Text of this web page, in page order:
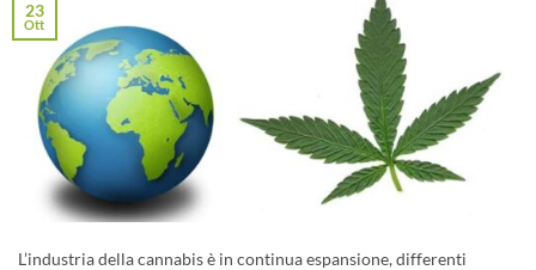
23
Ott
L’industria della cannabis è in continua espansione, differenti